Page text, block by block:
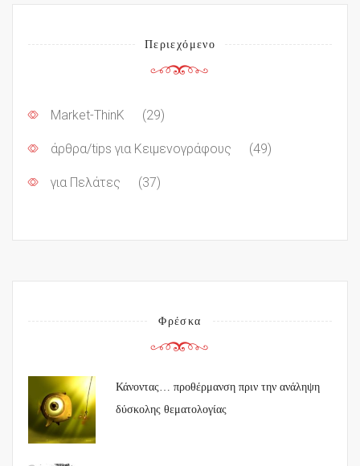
Περιεχόμενο
Market-ThinK (29)
άρθρα/tips για Κειμενογράφους (49)
για Πελάτες (37)
Φρέσκα
Κάνοντας… προθέρμανση πριν την ανάληψη
δύσκολης θεματολογίας